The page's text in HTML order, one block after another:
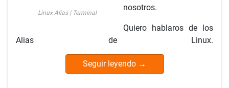
Linux Alias | Terminal
nosotros.
Quiero hablaros de los
Alias de Linux.
Seguir leyendo →